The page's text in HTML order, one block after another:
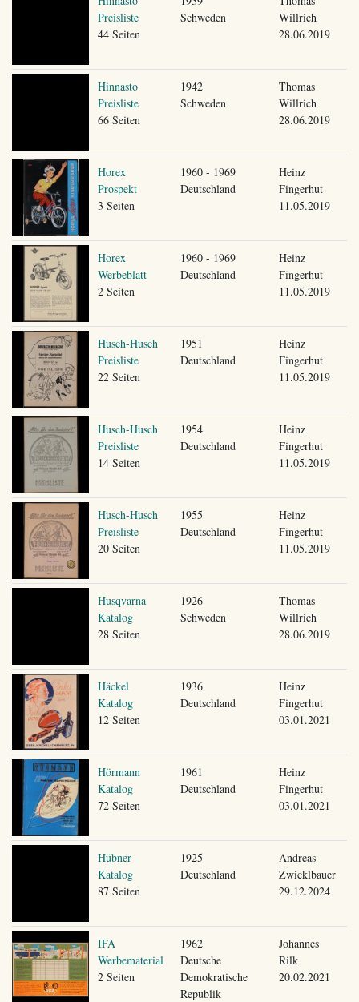
Preisliste
44 Seiten
Schweden
Willrich
28.06.2019
Hinnasto
Preisliste
66 Seiten
1942
Schweden
Thomas
Willrich
28.06.2019
Horex
Prospekt
3 Seiten
1960 - 1969
Deutschland
Heinz
Fingerhut
11.05.2019
Horex
Werbeblatt
2 Seiten
1960 - 1969
Deutschland
Heinz
Fingerhut
11.05.2019
Husch-Husch
Preisliste
22 Seiten
1951
Deutschland
Heinz
Fingerhut
11.05.2019
Husch-Husch
Preisliste
14 Seiten
1954
Deutschland
Heinz
Fingerhut
11.05.2019
Husch-Husch
Preisliste
20 Seiten
1955
Deutschland
Heinz
Fingerhut
11.05.2019
Husqvarna
Katalog
28 Seiten
1926
Schweden
Thomas
Willrich
28.06.2019
Häckel
Katalog
12 Seiten
1936
Deutschland
Heinz
Fingerhut
03.01.2021
Hörmann
Katalog
72 Seiten
1961
Deutschland
Heinz
Fingerhut
03.01.2021
Hübner
Katalog
87 Seiten
1925
Deutschland
Andreas
Zwicklbauer
29.12.2024
IFA
Werbematerial
2 Seiten
1962
Deutsche
Demokratische
Republik
Johannes
Rilk
20.02.2021